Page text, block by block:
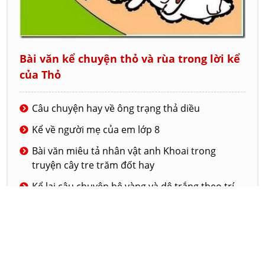
Bài văn kể chuyện thỏ và rùa trong lời kể
của Thỏ
Câu chuyện hay về ông trạng thả diều
Kể về người mẹ của em lớp 8
Bài văn miêu tả nhân vật anh Khoai trong
truyện cây tre trăm đốt hay
Kể lại câu chuyện bê vàng và dê trắng theo trí